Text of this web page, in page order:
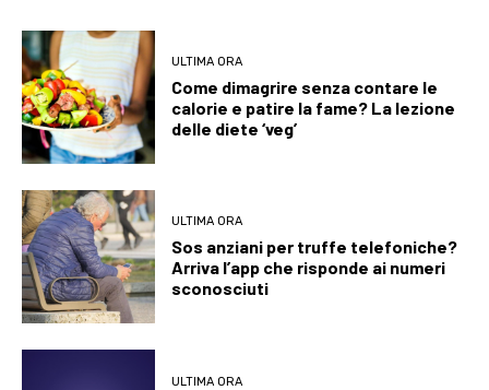
ULTIMA ORA
Come dimagrire senza contare le
calorie e patire la fame? La lezione
delle diete ‘veg’
ULTIMA ORA
Sos anziani per truffe telefoniche?
Arriva l’app che risponde ai numeri
sconosciuti
ULTIMA ORA